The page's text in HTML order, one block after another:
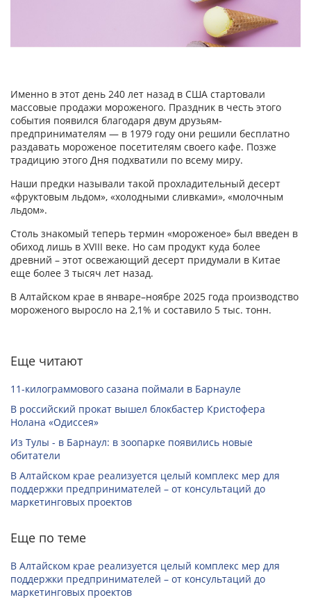
Именно в этот день 240 лет назад в США стартовали
массовые продажи мороженого. Праздник в честь этого
события появился благодаря двум друзьям-
предпринимателям — в 1979 году они решили бесплатно
раздавать мороженое посетителям своего кафе. Позже
традицию этого Дня подхватили по всему миру.
Наши предки называли такой прохладительный десерт
«фруктовым льдом», «холодными сливками», «молочным
льдом».
Столь знакомый теперь термин «мороженое» был введен в
обиход лишь в XVIII веке. Но сам продукт куда более
древний – этот освежающий десерт придумали в Китае
еще более 3 тысяч лет назад.
В Алтайском крае в январе–ноябре 2025 года производство
мороженого выросло на 2,1% и составило 5 тыс. тонн.
Еще читают
11-килограммового сазана поймали в Барнауле
В российский прокат вышел блокбастер Кристофера
Нолана «Одиссея»
Из Тулы - в Барнаул: в зоопарке появились новые
обитатели
В Алтайском крае реализуется целый комплекс мер для
поддержки предпринимателей – от консультаций до
маркетинговых проектов
Еще по теме
В Алтайском крае реализуется целый комплекс мер для
поддержки предпринимателей – от консультаций до
маркетинговых проектов